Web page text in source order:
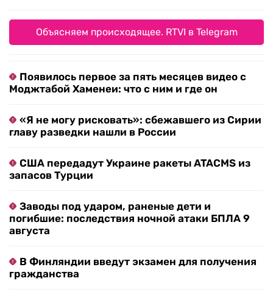
Объясняем происходящее. RTVI в Telegram
Появилось первое за пять месяцев видео с
Моджтабой Хаменеи: что с ним и где он
«Я не могу рисковать»: сбежавшего из Сирии
главу разведки нашли в России
США передадут Украине ракеты ATACMS из
запасов Турции
Заводы под ударом, раненые дети и
погибшие: последствия ночной атаки БПЛА 9
августа
В Финляндии введут экзамен для получения
гражданства